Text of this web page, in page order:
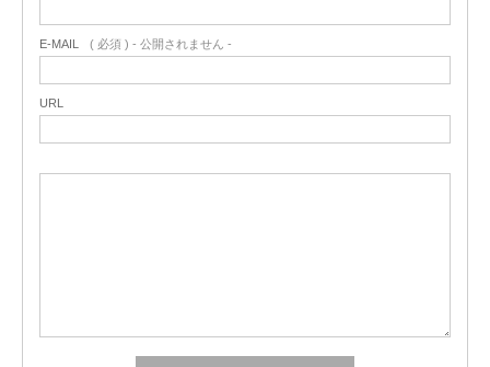
E-MAIL ( 必須 ) - 公開されません -
URL